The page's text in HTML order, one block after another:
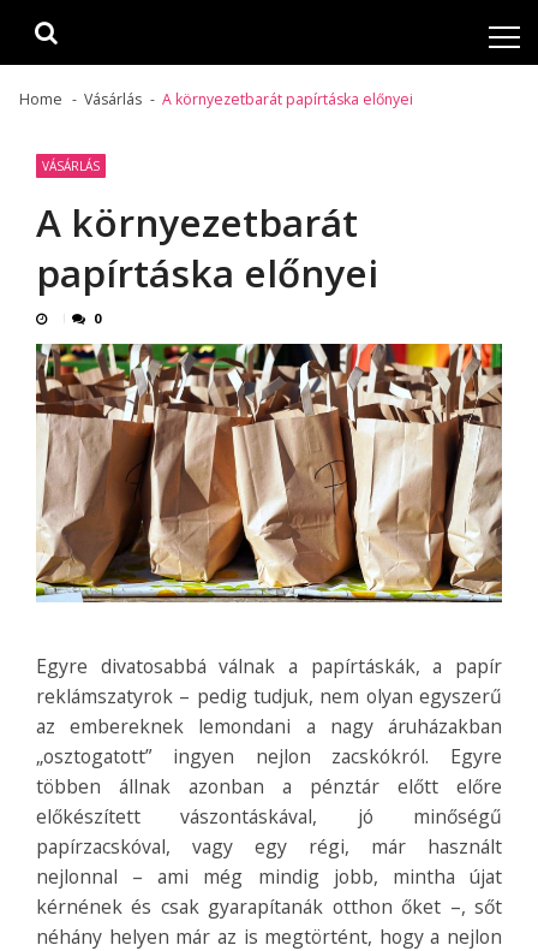
Home Vásárlás A környezetbarát papírtáska előnyei
VÁSÁRLÁS
A környezetbarát
papírtáska előnyei
0
Egyre divatosabbá válnak a papírtáskák, a papír
reklámszatyrok – pedig tudjuk, nem olyan egyszerű
az embereknek lemondani a nagy áruházakban
„osztogatott” ingyen nejlon zacskókról. Egyre
többen állnak azonban a pénztár előtt előre
előkészített vászontáskával, jó minőségű
papírzacskóval, vagy egy régi, már használt
nejlonnal – ami még mindig jobb, mintha újat
kérnének és csak gyarapítanák otthon őket –, sőt
néhány helyen már az is megtörtént, hogy a nejlon